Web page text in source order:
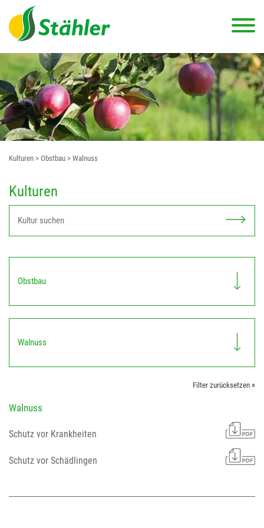
Kulturen > Obstbau > Walnuss
Kulturen
Obstbau
Walnuss
Filter zurücksetzen ×
Walnuss
Schutz vor Krankheiten
Schutz vor Schädlingen